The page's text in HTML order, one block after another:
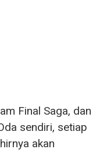
Final Saga, dan
sendiri, setiap
akan